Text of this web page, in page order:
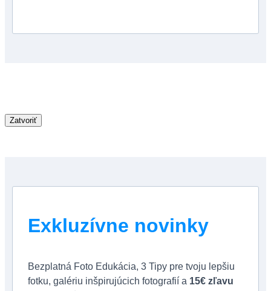
Zatvoriť
Exkluzívne novinky
Bezplatná Foto Edukácia, 3 Tipy pre tvoju lepšiu
fotku, galériu inšpirujúcich fotografií a 15€ zľavu